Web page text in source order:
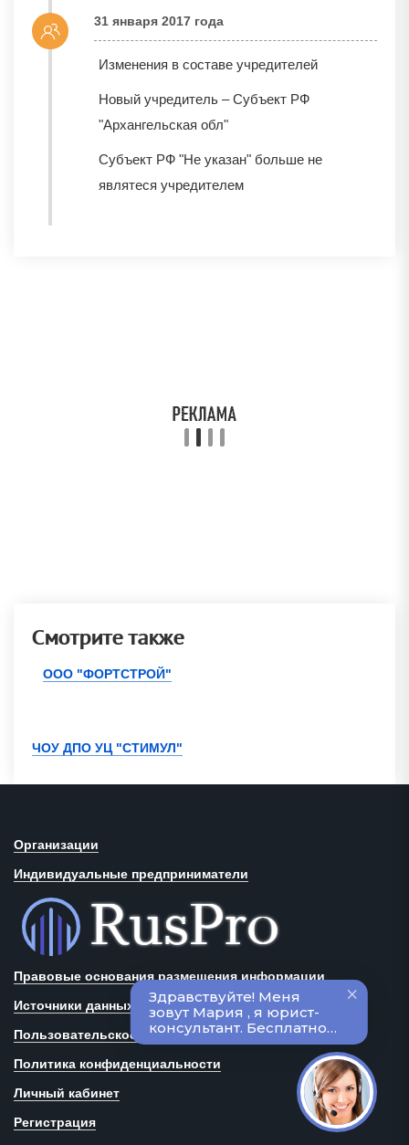
31 января 2017 года
Изменения в составе учредителей
Новый учредитель – Субъект РФ
"Архангельская обл"
Субъект РФ "Не указан" больше не
являтеся учредителем
Смотрите также
ООО "ФОРТСТРОЙ"
ЧОУ ДПО УЦ "СТИМУЛ"
Организации
Индивидуальные предприниматели
Правовые основания размещения информации
Источники данных
Пользовательское соглашение
Политика конфиденциальности
Личный кабинет
Регистрация